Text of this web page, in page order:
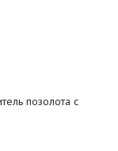
позолота с